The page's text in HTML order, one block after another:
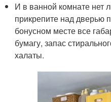
И в ванной комнате нет
прикрепите над дверью
бонусном месте все
бумагу, запас
халаты.